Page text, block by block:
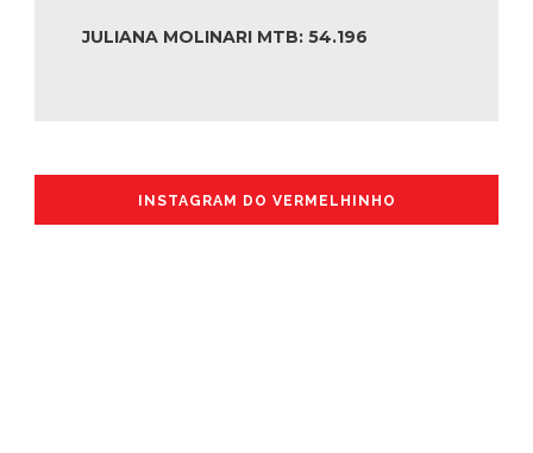
JULIANA MOLINARI MTB: 54.196
INSTAGRAM DO VERMELHINHO